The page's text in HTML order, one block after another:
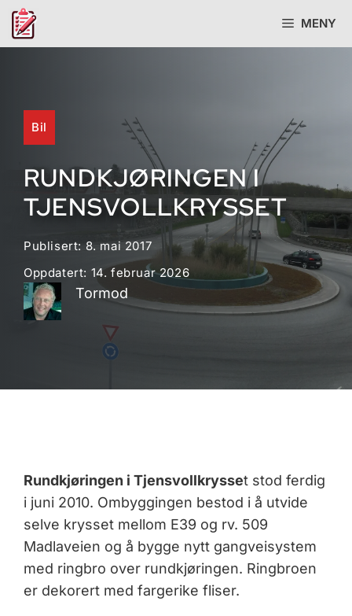
Hopp
MENY
Bil
RUNDKJØRINGEN I
TJENSVOLLKRYSSET
Publisert: 8. mai 2017
Oppdatert: 14. februar 2026
Tormod
Rundkjøringen i Tjensvollkrysset stod ferdig
i juni 2010. Ombyggingen bestod i å utvide
selve krysset mellom E39 og rv. 509
Madlaveien og å bygge nytt gangveisystem
med ringbro over rundkjøringen. Ringbroen
er dekorert med fargerike fliser.